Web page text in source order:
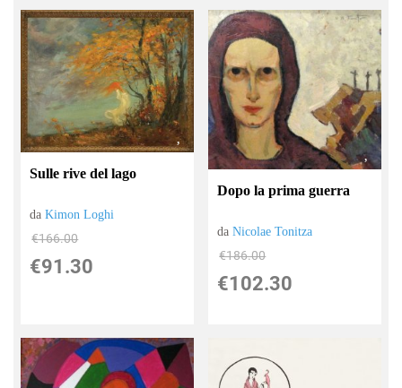
Sulle rive del lago
daKimon Loghi
€166.00
€91.30
Dopo la prima guerra
daNicolae Tonitza
€186.00
€102.30